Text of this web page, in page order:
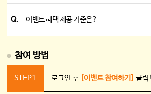
Q. 이벤트 혜택 제공 기준은?
참여 방법
STEP1 로그인 후 [이벤트 참여하기] 클릭!